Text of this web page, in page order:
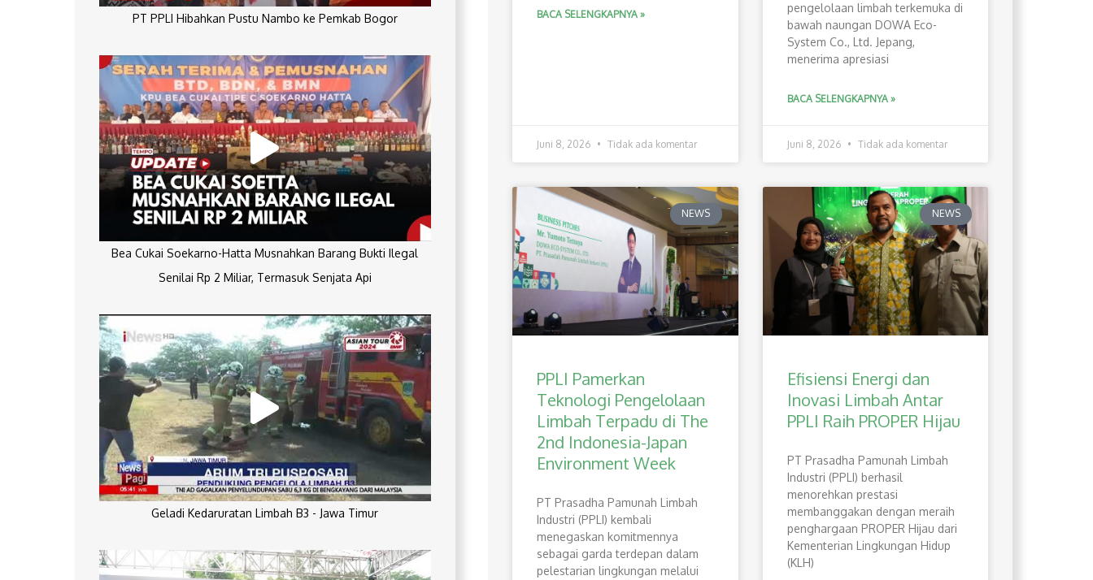
PT PPLI Hibahkan Pustu Nambo ke Pemkab Bogor
Bea Cukai Soekarno-Hatta Musnahkan Barang Bukti Ilegal
Senilai Rp 2 Miliar, Termasuk Senjata Api
Geladi Kedaruratan Limbah B3 - Jawa Timur
BACA SELENGKAPNYA »
Juni 8, 2026 Tidak ada komentar
pengelolaan limbah terkemuka di
bawah naungan DOWA Eco-
System Co., Ltd. Jepang,
menerima apresiasi
BACA SELENGKAPNYA »
Juni 8, 2026 Tidak ada komentar
NEWS
PPLI Pamerkan
Teknologi Pengelolaan
Limbah Terpadu di The
2nd Indonesia-Japan
Environment Week
PT Prasadha Pamunah Limbah
Industri (PPLI) kembali
menegaskan komitmennya
sebagai garda terdepan dalam
pelestarian lingkungan melalui
NEWS
Efisiensi Energi dan
Inovasi Limbah Antar
PPLI Raih PROPER Hijau
PT Prasadha Pamunah Limbah
Industri (PPLI) berhasil
menorehkan prestasi
membanggakan dengan meraih
penghargaan PROPER Hijau dari
Kementerian Lingkungan Hidup
(KLH)